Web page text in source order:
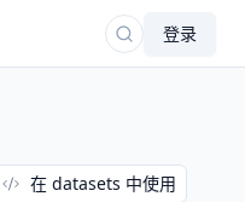
登录
在 datasets 中使用